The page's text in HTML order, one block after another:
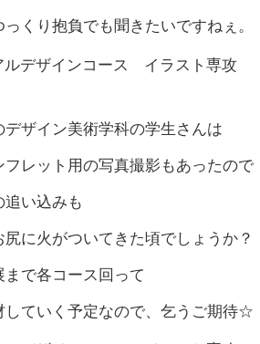
くり抱負でも聞きたいですねぇ。
ザイン美術学科の学生さんは
レット用の写真撮影もあったので
い込みも
尻に火がついてきた頃でしょうか？
で各コース回って
していく予定なので、乞うご期待☆